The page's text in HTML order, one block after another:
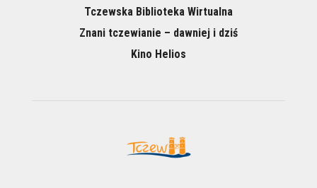
Tczewska Biblioteka Wirtualna
Znani tczewianie – dawniej i dziś
Kino Helios